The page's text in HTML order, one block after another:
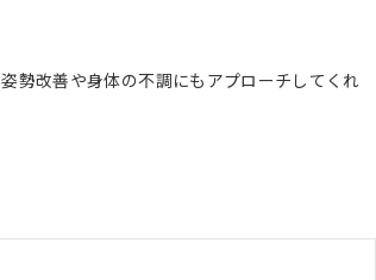
勢改善や身体の不調にもアプローチしてくれ